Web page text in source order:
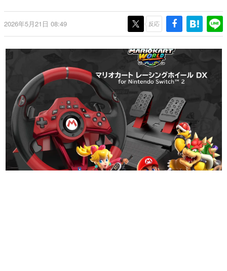
ゲーム世代の作家たち
ゲームに多大な影響を受けた作家さんに取材し、ゲームが
日本のコンテンツ産業やカルチャーに与えた影響を探る企
画です。
日本モバイルゲーム産業史
日本のモバイルゲーム史における主要なトピック・タイト
ルを網羅するほか、開発者へのインタビューや識者による
解説を掲載。約20年の歴史が一望できる決定版！
若ゲのいたり〜ゲームクリエイターの青春〜
『うつヌケ』『ペンと箸』等で知られるマンガ家・田中圭
一先生によるゲーム業界レポートマンガです。
なんでゲームは面白い？
ゲーム開発者・hamatsu氏がゲームの魅力を画面や操作の
具体的な形から解き明かしていく、硬派で骨太な評論連載
です。
2026年5月21日 08:49 反応